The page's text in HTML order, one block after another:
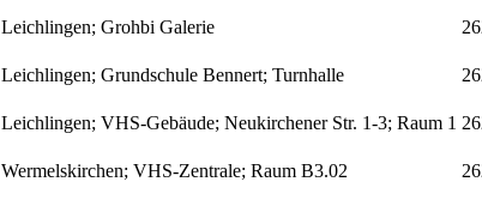
Leichlingen; Grohbi Galerie
Leichlingen; Grundschule Bennert; Turnhalle
Leichlingen; VHS-Gebäude; Neukirchener Str. 1-3; Raum 1
Wermelskirchen; VHS-Zentrale; Raum B3.02